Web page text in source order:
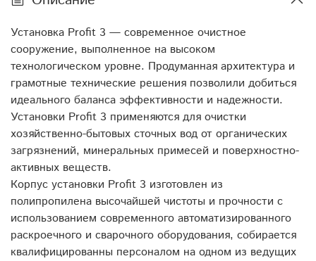
Установка Profit 3 — современное очистное
сооружение, выполненное на высоком
технологическом уровне. Продуманная архитектура и
грамотные технические решения позволили добиться
идеального баланса эффективности и надежности.
Установки Profit 3 применяются для очистки
хозяйственно-бытовых сточных вод от органических
загрязнений, минеральных примесей и поверхностно-
активных веществ.
Корпус установки Profit 3 изготовлен из
полипропилена высочайшей чистоты и прочности с
использованием современного автоматизированного
раскроечного и сварочного оборудования, собирается
квалифицированны персоналом на одном из ведущих